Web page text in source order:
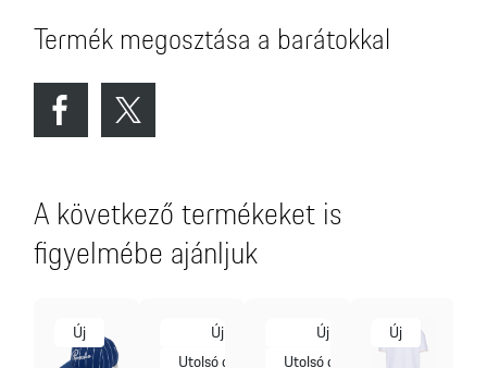
Termék megosztása a barátokkal
A következő termékeket is
figyelmébe ajánljuk
Új
Új
Utolsó darab
Új
Utolsó darab
Új